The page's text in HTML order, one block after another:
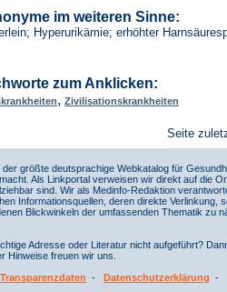
im weiteren Sinne:
Hyperurikämie; erhöhter
zum Anklicken:
, Zivilisationskrankheiten
Seite
größte deutsprachige Webkatalog für
Als Linkportal verweisen wir direkt auf die
sind. Wir als Medinfo-Redaktion
Informationsquellen, deren direkte
Blickwinkeln der umfassenden Thematik
Adresse oder Literatur nicht aufgeführt?
Hinweise freuen wir uns.
Transparenzdaten - Datenschutzerklärung -